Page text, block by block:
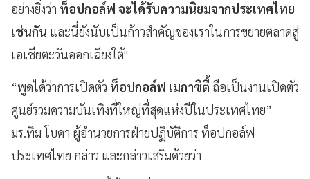
อย่างยิ่งว่า ท็อปกอล์ฟ จะได้รับความนิยมจากประเทศไทย
เช่นกัน และนี่ยังนับเป็นก้าวสำคัญของเราในการขยายตลาดสู่
เอเชียตะวันออกเฉียงใต้"
“พูดได้ว่าการเปิดตัว ท็อปกอล์ฟ เมกาซิตี้ ถือเป็นงานเปิดตัว
ศูนย์รวมความบันเทิงที่ใหญ่ที่สุดแห่งปีในประเทศไทย”
มร.ทิม โบดา ผู้อำนวยการฝ่ายปฏิบัติการ ท็อปกอล์ฟ
ประเทศไทย กล่าว และกล่าวเสริมด้วยว่า